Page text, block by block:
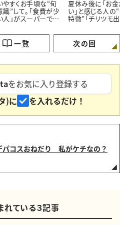
やすくお手頃な“旬
識”して。「食費が少
人」がスーパーでよ
夏休み後に「お金が
い」と感じる人の“3
特徴”「チリツモ出
一覧 次の回
をお気に入り登録する
)に
を入れるだけ！
パコスおねだり 私がケチなの？
れている３記事